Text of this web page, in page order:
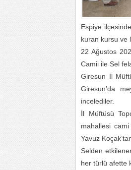
Espiye
kuran kursu ve
22 Ağustos
Camii ile Sel
Giresun İl
Giresun’da
incelediler.
İl Müftüsü
mahallesi
Yavuz
Selden
her türlü afette